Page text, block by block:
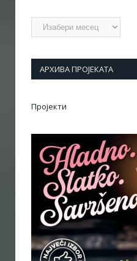
Архиве
АРХИВА ПРОЈЕКАТА
Пројекти